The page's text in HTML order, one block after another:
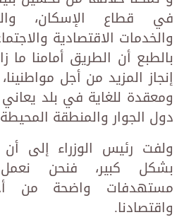
في قطاع الإسكان،
والخدمات الاقتصادية
بالطبع أن الطريق أمامنا ما
إنجاز المزيد من أجل
ومعقدة للغاية في بلد
دول الجوار والمنطقة
ولفت رئيس الوزراء إلى
بشكل كبير، فنحن
مستهدفات واضحة من
واقتصادنا.